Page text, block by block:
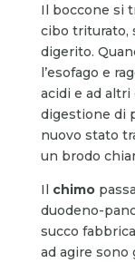
Il boccone si
cibo triturato,
digerito.
l’esofago e
acidi e ad
digestione di
nuovo stato
un brodo
Il chimo
duodeno-
succo
ad agire sono